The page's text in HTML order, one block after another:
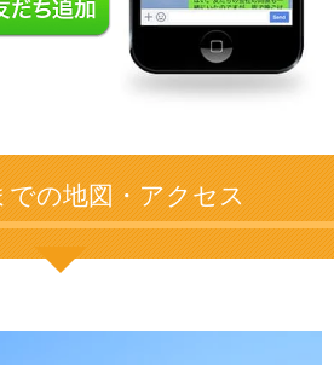
での地図・アクセス